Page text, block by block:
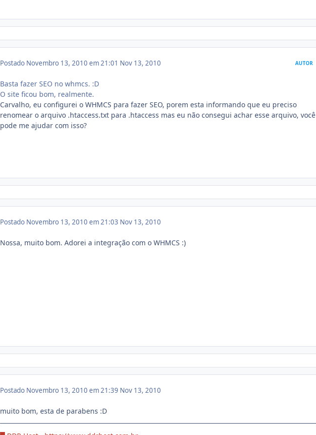
Postado Novembro 13, 2010 em 21:01 Nov 13, 2010 AUTOR
Basta fazer SEO no whmcs. :D
O site ficou bom, realmente.
Carvalho, eu configurei o WHMCS para fazer SEO, porem esta informando que eu preciso
renomear o arquivo .htaccess.txt para .htaccess mas eu não consegui achar esse arquivo, você
pode me ajudar com isso?
Postado Novembro 13, 2010 em 21:03 Nov 13, 2010
Nossa, muito bom. Adorei a integração com o WHMCS :)
Postado Novembro 13, 2010 em 21:39 Nov 13, 2010
muito bom, esta de parabens :D